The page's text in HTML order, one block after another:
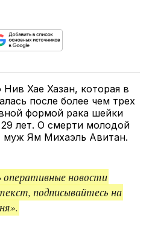
Хае Хазан, которая в
после более чем трех
формой рака шейки
лет. О смерти молодой
Ям Михаэль Авитан.
новости
подписывайтесь на